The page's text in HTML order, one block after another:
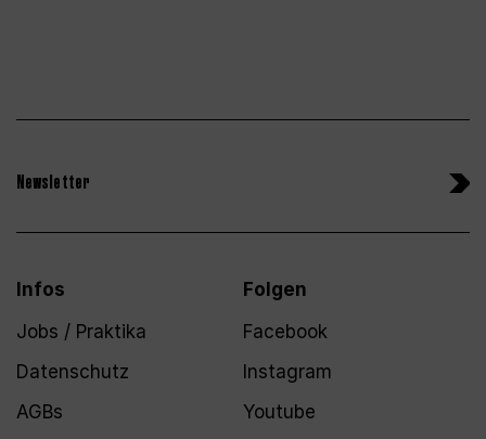
Newsletter
Infos
Jobs / Praktika
Datenschutz
AGBs
Folgen
Facebook
Instagram
Youtube